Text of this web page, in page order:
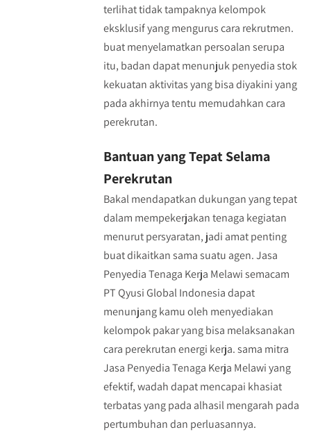
terlihat tidak tampaknya kelompok
eksklusif yang mengurus cara rekrutmen.
buat menyelamatkan persoalan serupa
itu, badan dapat menunjuk penyedia stok
kekuatan aktivitas yang bisa diyakini yang
pada akhirnya tentu memudahkan cara
perekrutan.
Bantuan yang Tepat Selama
Perekrutan
Bakal mendapatkan dukungan yang tepat
dalam mempekerjakan tenaga kegiatan
menurut persyaratan, jadi amat penting
buat dikaitkan sama suatu agen. Jasa
Penyedia Tenaga Kerja Melawi semacam
PT Qyusi Global Indonesia dapat
menunjang kamu oleh menyediakan
kelompok pakar yang bisa melaksanakan
cara perekrutan energi kerja. sama mitra
Jasa Penyedia Tenaga Kerja Melawi yang
efektif, wadah dapat mencapai khasiat
terbatas yang pada alhasil mengarah pada
pertumbuhan dan perluasannya.